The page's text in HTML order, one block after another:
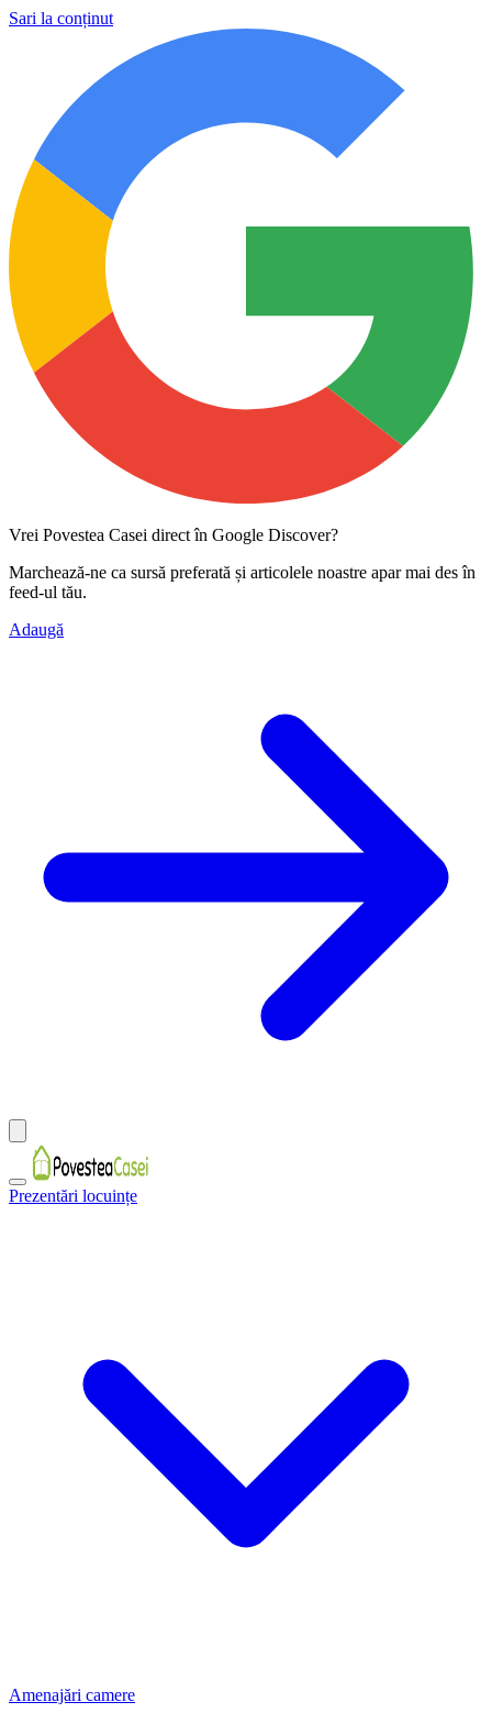
Sari la conținut
Vrei Povestea Casei direct în Google Discover?
Marchează-ne ca sursă preferată și articolele noastre apar mai des în
feed-ul tău.
Adaugă
Prezentări locuințe
Amenajări camere